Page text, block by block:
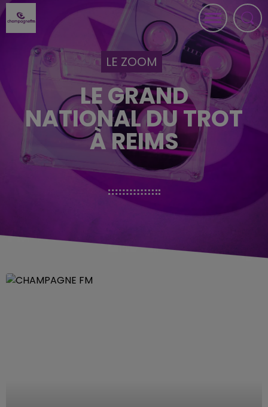
LE ZOOM
LE GRAND
NATIONAL DU TROT
À REIMS